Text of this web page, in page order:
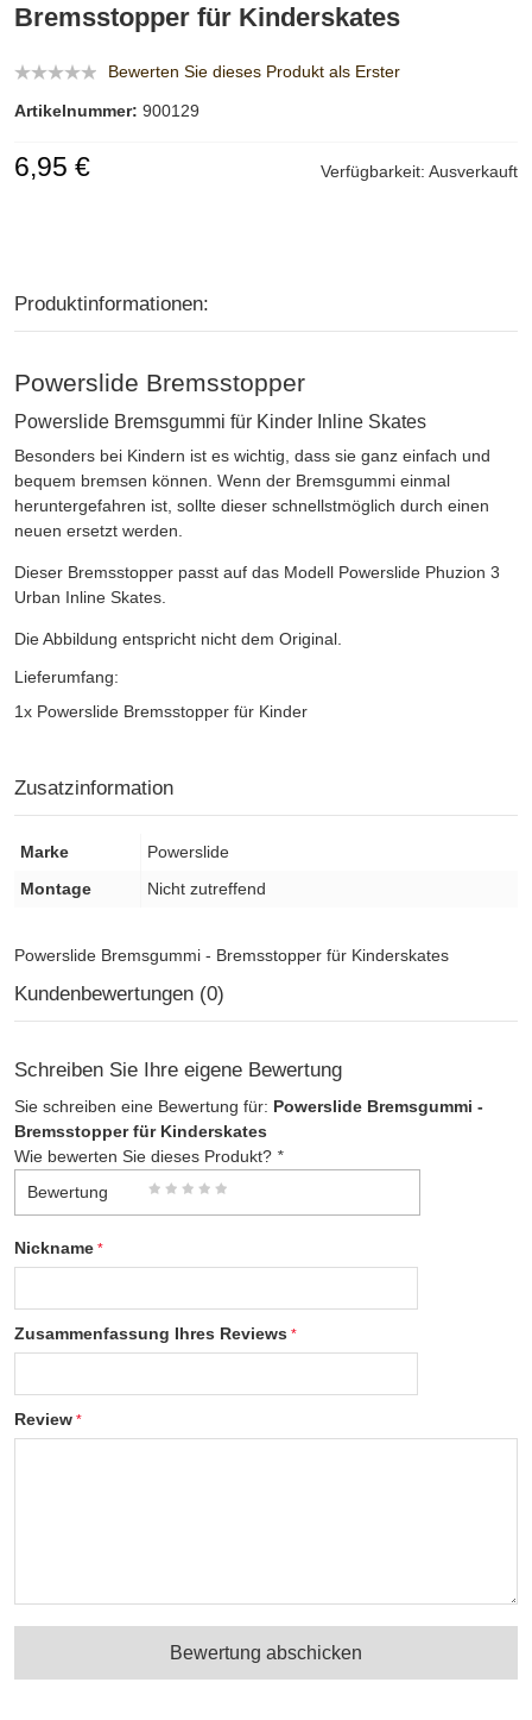
Bremsstopper für Kinderskates
Bewerten Sie dieses Produkt als Erster
Artikelnummer: 900129
Verfügbarkeit: Ausverkauft
6,95 €
Produktinformationen:
Powerslide Bremsstopper
Powerslide Bremsgummi für Kinder Inline Skates
Besonders bei Kindern ist es wichtig, dass sie ganz einfach und
bequem bremsen können. Wenn der Bremsgummi einmal
heruntergefahren ist, sollte dieser schnellstmöglich durch einen
neuen ersetzt werden.
Dieser Bremsstopper passt auf das Modell Powerslide Phuzion 3
Urban Inline Skates.
Die Abbildung entspricht nicht dem Original.
Lieferumfang:
1x Powerslide Bremsstopper für Kinder
Zusatzinformation
Marke
Powerslide
Montage
Nicht zutreffend
Powerslide Bremsgummi - Bremsstopper für Kinderskates
Kundenbewertungen (0)
Schreiben Sie Ihre eigene Bewertung
Sie schreiben eine Bewertung für: Powerslide Bremsgummi -
Bremsstopper für Kinderskates
Wie bewerten Sie dieses Produkt? *
Bewertung
Nickname
Zusammenfassung Ihres Reviews
Review
Bewertung abschicken